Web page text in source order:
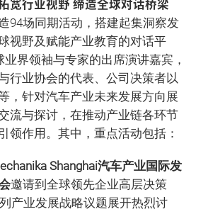
宽行业视野 缔造全球对话桥梁
94场同期活动，搭建起集洞察发
视野及赋能产业教育的对话平
业界领袖与专家的出席演讲嘉宾，
行业协会的代表、公司决策者以
，针对汽车产业未来发展方向展
流与探讨，在推动产业链各环节
领作用。其中，重点活动包括：
Shanghai汽车产业国际发
邀请到全球领先企业高层决策
产业发展战略议题展开热烈讨